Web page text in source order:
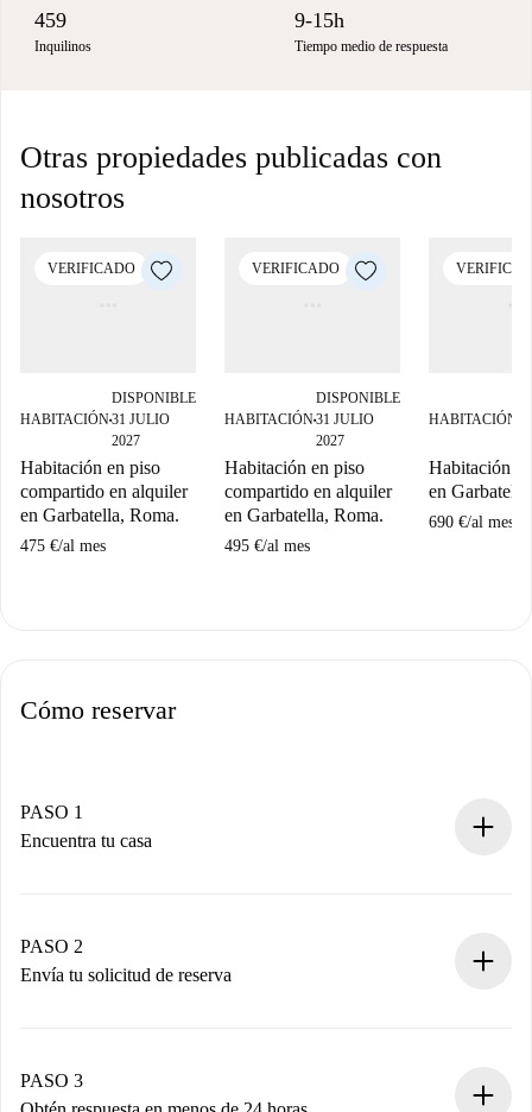
459
Inquilinos
9-15h
Tiempo medio de respuesta
Otras propiedades publicadas con
nosotros
VERIFICADO
HABITACIÓN■
DISPONIBLE
31 JULIO
2027
Habitación en piso
compartido en alquiler
en Garbatella, Roma.
475 €/al mes
VERIFICADO
HABITACIÓN■
DISPONIBLE
31 JULIO
2027
Habitación en piso
compartido en alquiler
en Garbatella, Roma.
495 €/al mes
HABITACIÓN
Habitación
en
690 €/al mes
Cómo reservar
PASO 1
Encuentra tu casa
Tienes toda la información necesaria por adelantado.
PASO 2
Envía tu solicitud de reserva
propietario acepte.
PASO 3